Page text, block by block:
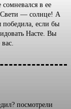
в ее
Свети — солнце! А
если бы
Насте. Вы
посмотрели